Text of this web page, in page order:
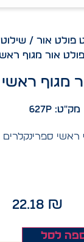
פולט אור/ שילוט
אור מגוף ראשי
מגוף ראשי
מק"ט: 627p
ספרינקלרים
22.18₪
לסל